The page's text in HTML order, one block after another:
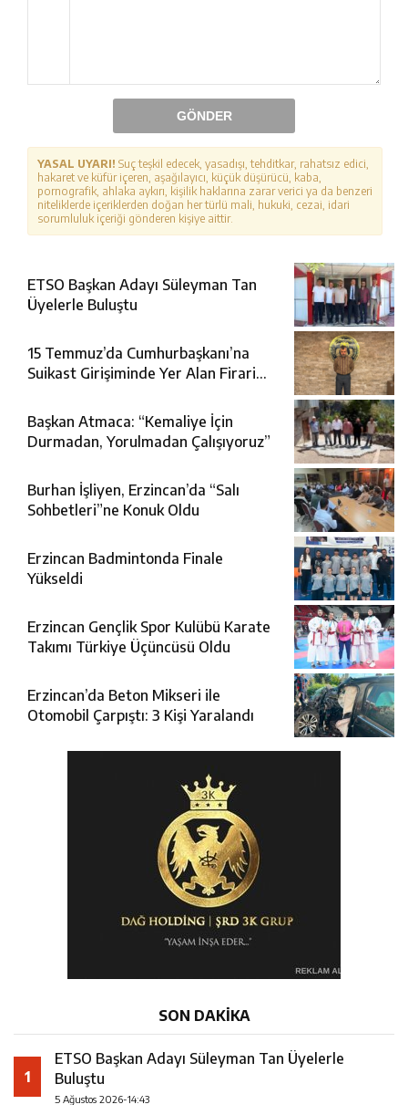
GÖNDER
YASAL UYARI! Suç teşkil edecek, yasadışı, tehditkar, rahatsız edici,
hakaret ve küfür içeren, aşağılayıcı, küçük düşürücü, kaba,
pornografik, ahlaka aykırı, kişilik haklarına zarar verici ya da benzeri
niteliklerde içeriklerden doğan her türlü mali, hukuki, cezai, idari
sorumluluk içeriği gönderen kişiye aittir.
ETSO Başkan Adayı Süleyman Tan
Üyelerle Buluştu
15 Temmuz’da Cumhurbaşkanı’na
Suikast Girişiminde Yer Alan Firari
Başkan Atmaca: “Kemaliye İçin
Durmadan, Yorulmadan Çalışıyoruz”
Burhan İşliyen, Erzincan’da “Salı
Sohbetleri”ne Konuk Oldu
Erzincan Badmintonda Finale
Yükseldi
Erzincan Gençlik Spor Kulübü Karate
Takımı Türkiye Üçüncüsü Oldu
Erzincan’da Beton Mikseri ile
Otomobil Çarpıştı: 3 Kişi Yaralandı
SON DAKİKA
1
ETSO Başkan Adayı Süleyman Tan Üyelerle
Buluştu
5 Ağustos 2026-14:43